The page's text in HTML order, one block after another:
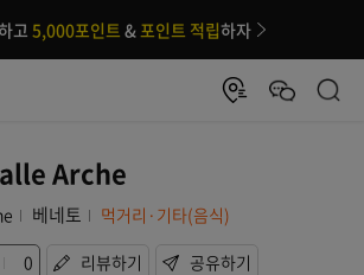
고 5,000포인트 &포인트 적립하자
Arche
베네토
먹거리·기타(음식)
0 리뷰하기 공유하기